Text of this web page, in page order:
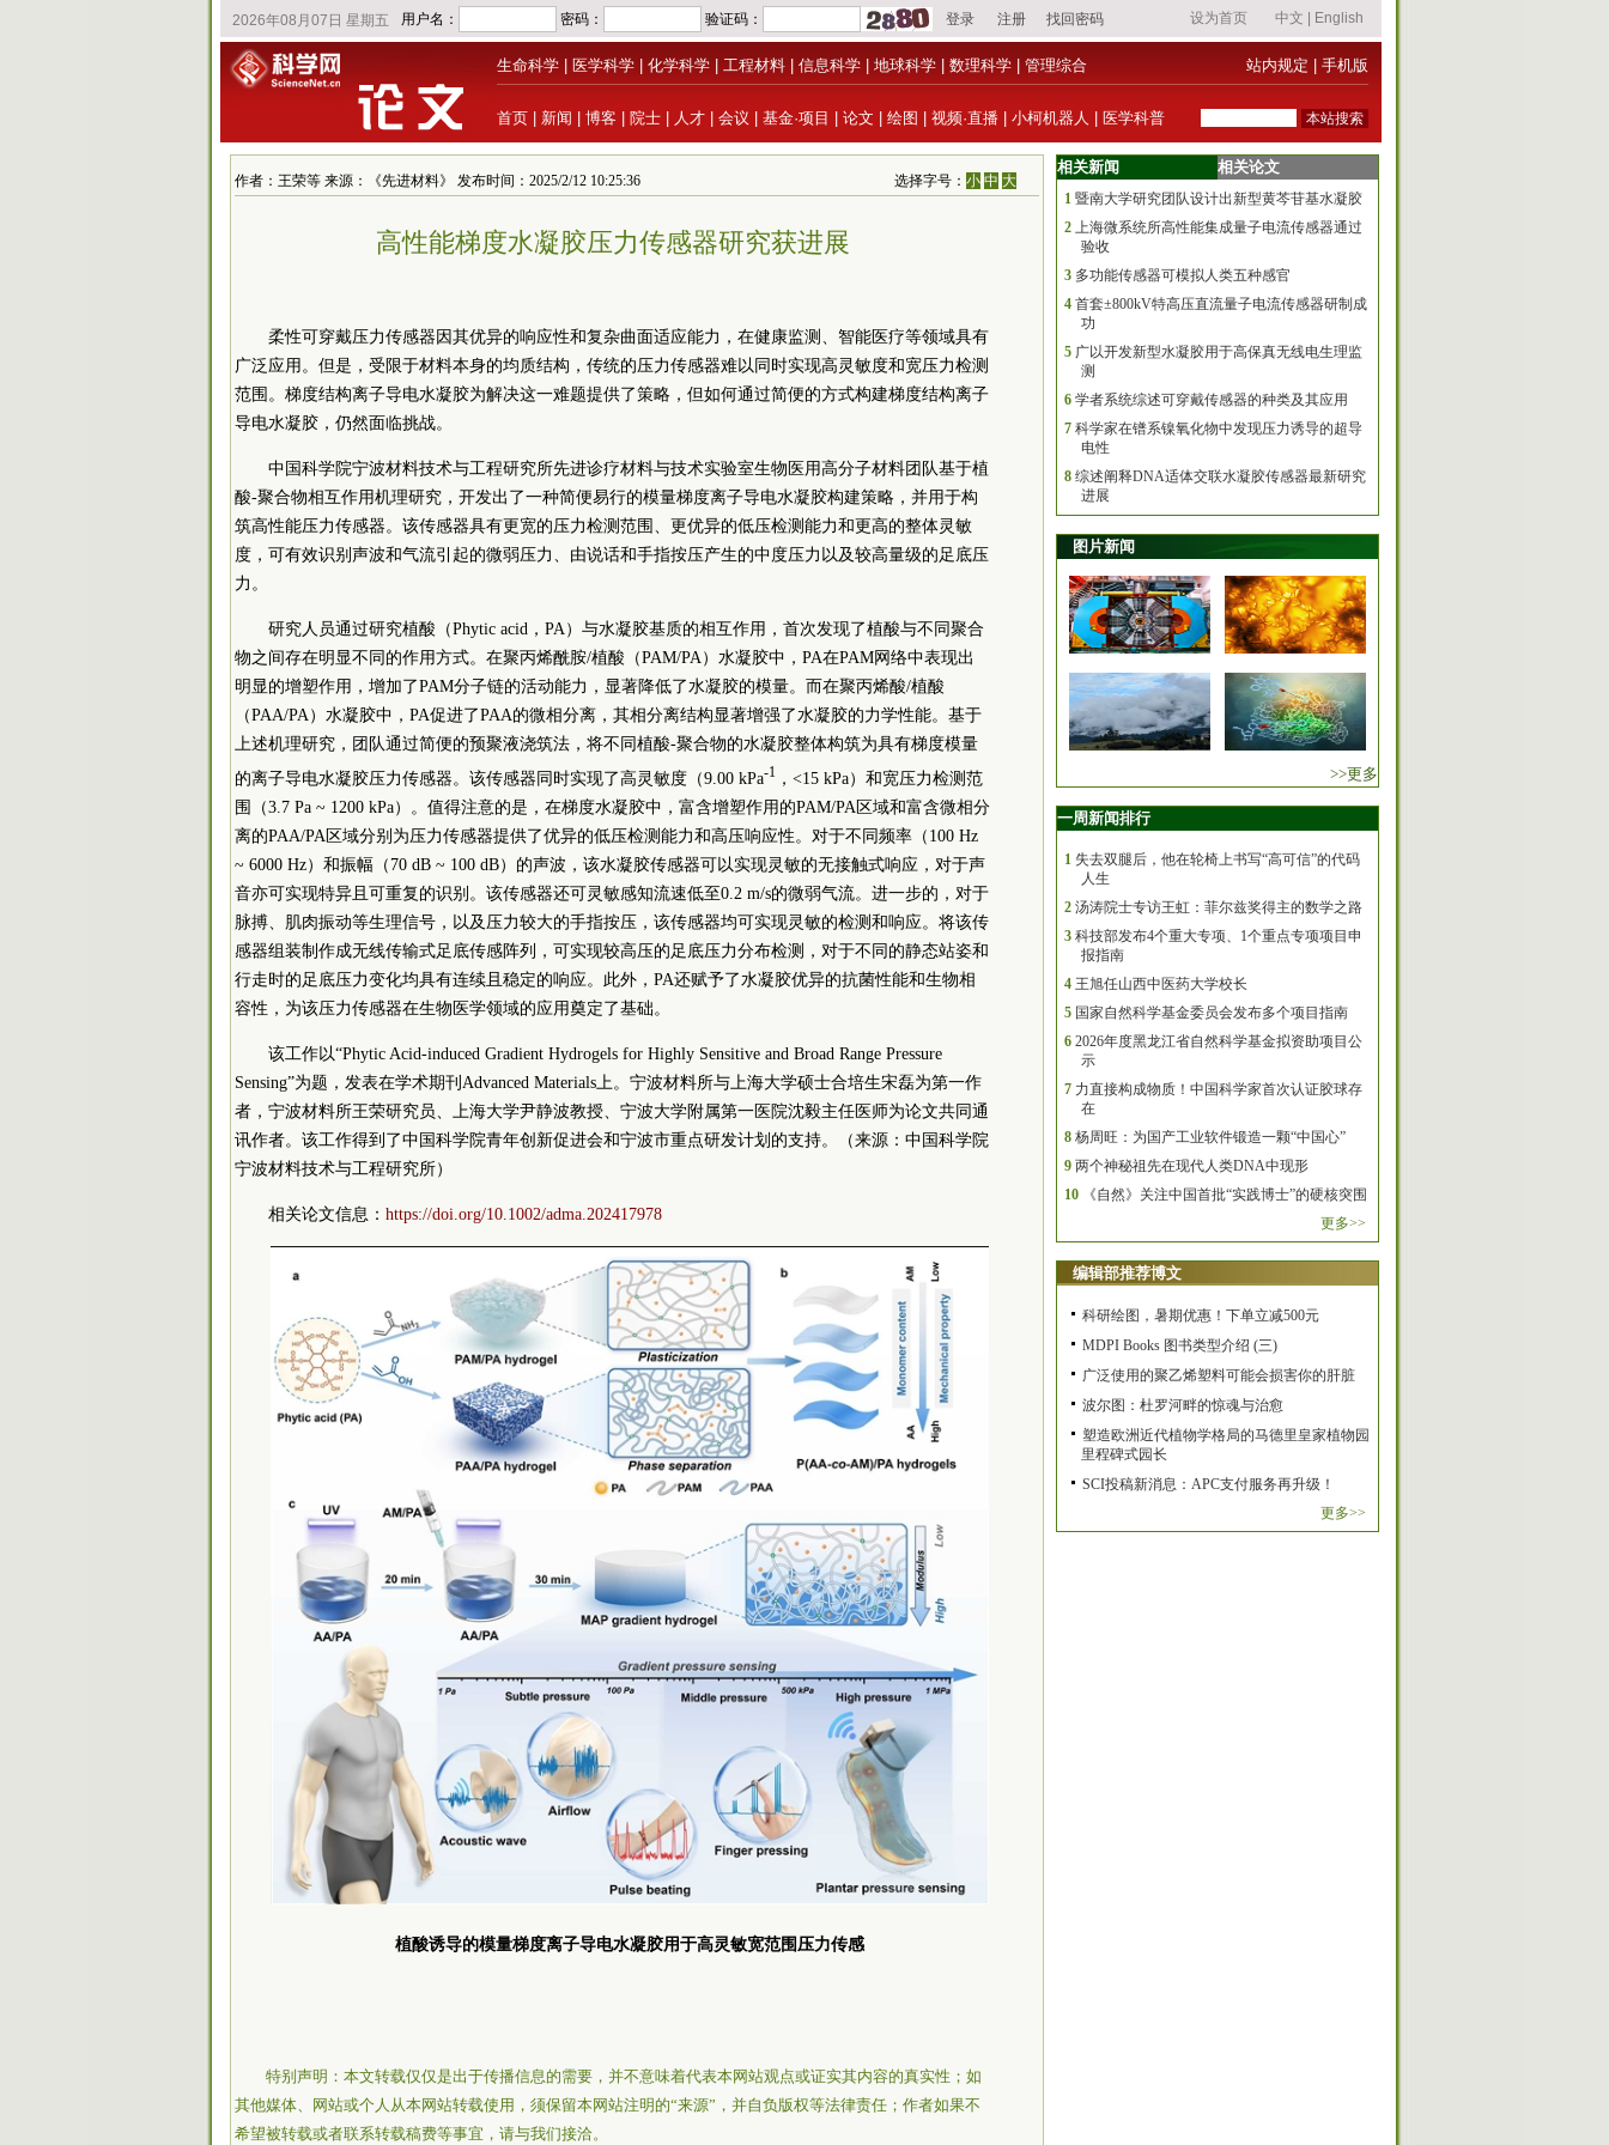
生命科学 医学科学 化学科学 工程材料 信息科学 地球科学 数理科学 管理综合 站内规定 手机版
首页 新闻 博客 院士 人才 会议 基金·项目 论文 绘图 视频·直播 小柯机器人 医学科普
作者：王荣等 来源：《先进材料》 发布时间：2025/2/12 10:25:36 选择字号：小 中 大
高性能梯度水凝胶压力传感器研究获进展
柔性可穿戴压力传感器因其优异的响应性和复杂曲面适应能力，在健康监测、智能医疗等领域具有
广泛应用。但是，受限于材料本身的均质结构，传统的压力传感器难以同时实现高灵敏度和宽压力检测
范围。梯度结构离子导电水凝胶为解决这一难题提供了策略，但如何通过简便的方式构建梯度结构离子
导电水凝胶，仍然面临挑战。
中国 科学院宁波材料技术与工程研究所先进诊疗材料与技术实验室生物医用高分子材料团队基于植
酸-聚合物相互作用机理研究，开发出了一种简便易行的模量梯度离子导电水凝胶构建策略，并用于构
筑高性能压力传感器。该传感器具有更宽的压力检测范围、更优异的低压检测能力和更高的整体灵敏
度，可有效识别声波和气流引起的微弱压力、由说话和手指按压产生的中度压力以及较高量级的足底压
力。
研究人员通过研究植酸（Phytic acid，PA）与水凝胶基质的相互作用，首次发现了植酸与不同聚合
物之间存在明显不同的作用方式。在聚丙烯酰胺/植酸（PAM/PA）水凝胶中，PA在PAM网络中表现出
明显的增塑作用，增加了PAM分子链的活动能力，显著降低了水凝胶的模量。而在聚丙烯酸/植酸
（PAA/PA）水凝胶中，PA促进了PAA的微相分离，其相分离结构显著增强了水凝胶的力学性能。基于
上述机理研究，团队通过简便的预聚液浇筑法，将不同植酸-聚合物的水凝胶整体构筑为具有梯度模量
的离子导电水凝胶压力传感器。该传感器同时实现了高灵敏度（9.00 kPa-1 ，<15 kPa）和宽压力检测范
围（3.7 Pa ~ 1200 kPa）。值得注意的是，在梯度水凝胶中，富含增塑作用的PAM/PA区域和富含微相分
离的PAA/PA区域分别为压力传感器提供了优异的低压检测能力和高压响应性。对于不同频率（100 Hz
~ 6000 Hz）和振幅（70 dB ~ 100 dB）的声波，该水凝胶传感器可以实现灵敏的无接触式响应，对于声
音亦可实现特异且可重复的识别。该传感器还可灵敏感知流速低至0.2 m/s的微弱气流。进一步的，对于
脉搏、肌肉振动等生理信号，以及压力较大的手指按压，该传感器均可实现灵敏的检测和响应。将该传
感器组装制作成无线传输式足底传感阵列，可实现较高压的足底压力分布检测，对于不同的静态站姿和
行走时的足底压力变化均具有连续且稳定的响应。此外，PA还赋予了水凝胶优异的抗菌性能和生物相
容性，为该压力传感器在生物医学领域的应用奠定了基础。
该工作以“Phytic Acid-induced Gradient Hydrogels for Highly Sensitive and Broad Range Pressure
Sensing”为题，发表在学术期刊Advanced Materials上。宁波材料所与上海大学硕士合培生宋磊为第一作
者，宁波材料所王荣研究员、上海大学尹静波教授、宁波大学附属第一医院沈毅主任医师为论文共同通
讯作者。该工作得到了中国科学院青年创新促进会和宁波市重点研发计划的支持。（来源：中国科学院
宁波材料技术与工程研究所）
相关论文信息： https://doi.org/10.1002/adma.202417978
植酸诱导的模量梯度离子导电水凝胶用于高灵敏宽范围压力传感
特别声明：本文转载仅仅是出于传播信息的需要，并不意味着代表本网站观点或证实其内容的真实性；如
其他媒体、网站或个人从本网站转载使用，须保留本网站注明的“来源”，并自负版权等法律责任；作者如果不
希望被转载或者联系转载稿费等事宜，请与我们接洽。
相关新闻 相关论文
1 暨南大学研究团队设计出新型黄芩苷基水凝胶
2 上海微系统所高性能集成量子电流传感器通过
验收
3 多功能传感器可模拟人类五种感官
4 首套±800kV特高压直流量子电流传感器研制成
功
5 广以开发新型水凝胶用于高保真无线电生理监
测
6 学者系统综述可穿戴传感器的种类及其应用
7 科学家在镨系镍氧化物中发现压力诱导的超导
电性
8 综述阐释DNA适体交联水凝胶传感器最新研究
进展
图片新闻
>>更多
一周新闻排行
1 失去双腿后，他在轮椅上书写“高可信”的代码
人生
2 汤涛院士专访王虹：菲尔兹奖得主的数学之路
3 科技部发布4个重大专项、1个重点专项项目申
报指南
4 王旭任山西中医药大学校长
5 国家自然科学基金委员会发布多个项目指南
6 2026年度黑龙江省自然科学基金拟资助项目公
示
7 力直接构成物质！中国科学家首次认证胶球存
在
8 杨周旺：为国产工业软件锻造一颗“中国心”
9 两个神秘祖先在现代人类DNA中现形
10
《自然》关注中国首批“实践博士”的硬核突围
更多>>
编辑部推荐博文
科研绘图，暑期优惠！下单立减500元
MDPI Books 图书类型介绍 (三)
广泛使用的聚乙烯塑料可能会损害你的肝脏
波尔图：杜罗河畔的惊魂与治愈
塑造欧洲近代植物学格局的马德里皇家植物园
里程碑式园长
SCI投稿新消息：APC支付服务再升级！
更多>>